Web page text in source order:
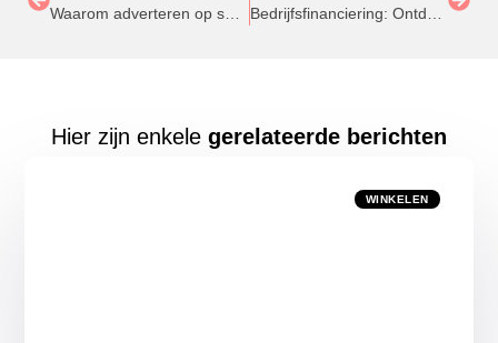
Hier zijn enkele gerelateerde berichten
WINKELEN